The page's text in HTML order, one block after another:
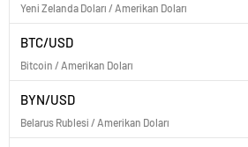
Yeni Zelanda Doları / Amerikan Doları
BTC/USD
Bitcoin / Amerikan Doları
BYN/USD
Belarus Rublesi / Amerikan Doları